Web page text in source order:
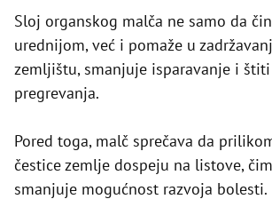
Sloj organskog malča ne samo da
urednijom, već i pomaže u
zemljištu, smanjuje isparavanje i
pregrevanja.
Pored toga, malč sprečava da
čestice zemlje dospeju na listove,
smanjuje mogućnost razvoja bolesti.